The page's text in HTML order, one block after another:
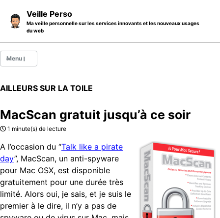
Veille Perso
Ma veille personnelle sur les services innovants et les nouveaux usages
du web
Menu
Catégories
A propos
AILLEURS SUR LA TOILE
MacScan gratuit jusqu’à ce soir
1 minute(s) de lecture
A l’occasion du “Talk like a pirate
day”, MacScan, un anti-spyware
pour Mac OSX, est disponible
gratuitement pour une durée très
limité. Alors oui, je sais, et je suis le
premier à le dire, il n’y a pas de